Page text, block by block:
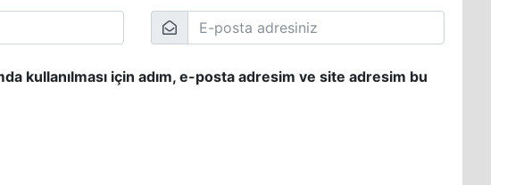
kullanılması için adım, e-posta adresim ve site adresim bu